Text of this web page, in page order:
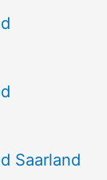
Saarland